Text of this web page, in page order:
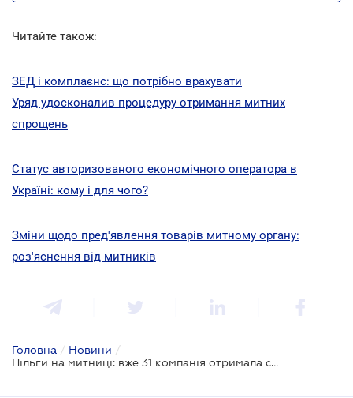
Читайте також:
ЗЕД і комплаєнс: що потрібно врахувати
Уряд удосконалив процедуру отримання митних
спрощень
Статус авторизованого економічного оператора в
Україні: кому і для чого?
Зміни щодо пред'явлення товарів митному органу:
роз'яснення від митників
Головна / Новини /
Пільги на митниці: вже 31 компанія отримала статус авторизованого економічного оператора